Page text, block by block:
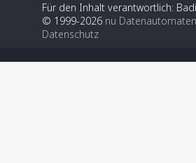
Für den Inhalt verantwortlich:
© 1999-2026 nu
Datenschutz